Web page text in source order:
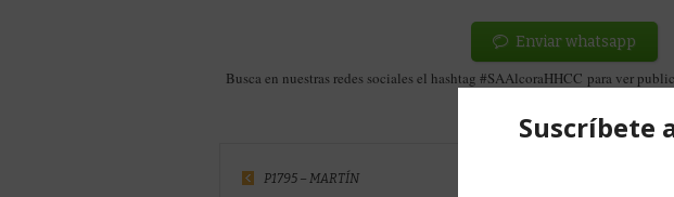
Enviar whatsapp
Busca en nuestras redes sociales el hashtag #SAAlcoraHHCC para ver
P1795 – MARTÍN